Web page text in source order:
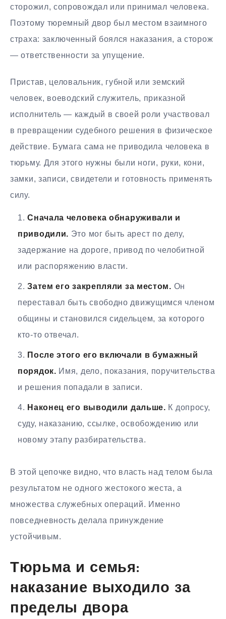
сторожил, сопровождал или принимал человека.
Поэтому тюремный двор был местом взаимного
страха: заключенный боялся наказания, а сторож
— ответственности за упущение.
Пристав, целовальник, губной или земский
человек, воеводский служитель, приказной
исполнитель — каждый в своей роли участвовал
в превращении судебного решения в физическое
действие. Бумага сама не приводила человека в
тюрьму. Для этого нужны были ноги, руки, кони,
замки, записи, свидетели и готовность применять
силу.
Сначала человека обнаруживали и
приводили. Это мог быть арест по делу,
задержание на дороге, привод по челобитной
или распоряжению власти.
Затем его закрепляли за местом. Он
переставал быть свободно движущимся членом
общины и становился сидельцем, за которого
кто-то отвечал.
После этого его включали в бумажный
порядок. Имя, дело, показания, поручительства
и решения попадали в записи.
Наконец его выводили дальше. К допросу,
суду, наказанию, ссылке, освобождению или
новому этапу разбирательства.
В этой цепочке видно, что власть над телом была
результатом не одного жестокого жеста, а
множества служебных операций. Именно
повседневность делала принуждение
устойчивым.
Тюрьма и семья:
наказание выходило за
пределы двора